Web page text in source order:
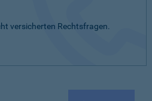
versicherten Rechtsfragen.